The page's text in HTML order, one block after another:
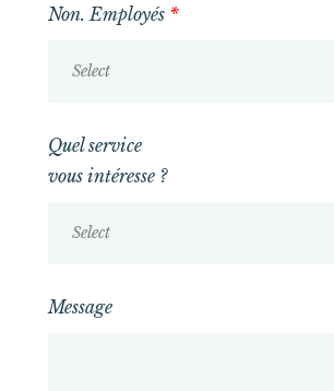
Non. Employés *
Select
Quel service
vous intéresse ?
Select
Message